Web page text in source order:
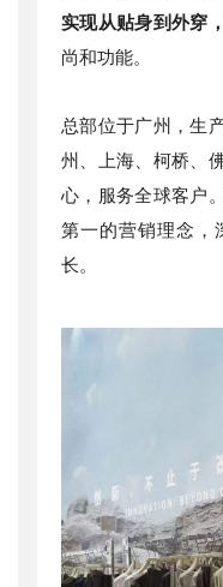
实现从贴身到外穿
尚和功能。
总部位于广州，生
州、上海、柯桥、
心，服务全球客户
第一的营销理念，
长。